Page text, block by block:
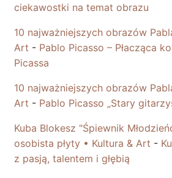
ciekawostki na temat obrazu
10 najważniejszych obrazów
Art - Pablo Picasso – Płacząca
Picassa
10 najważniejszych obrazów
Art - Pablo Picasso „Stary
Kuba Blokesz "Śpiewnik
osobista płyty • Kultura & Art -
z pasją, talentem i głębią